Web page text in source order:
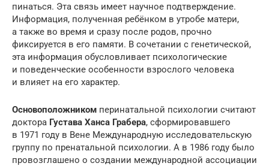
пинаться. Эта связь имеет научное подтверждение.
Информация, полученная ребёнком в утробе матери,
а также во время и сразу после родов, прочно
фиксируется в его памяти. В сочетании с генетической,
эта информация обусловливает психологические
и поведенческие особенности взрослого человека
и влияет на его характер.
Основоположником перинатальной психологии считают
доктора Густава Ханса Грабера, сформировавшего
в 1971 году в Вене Международную исследовательскую
группу по пренатальной психологии. А в 1986 году было
провозглашено о создании международной ассоциации